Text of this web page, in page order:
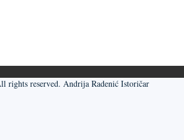
rights reserved. Andrija Radenić Istoričar